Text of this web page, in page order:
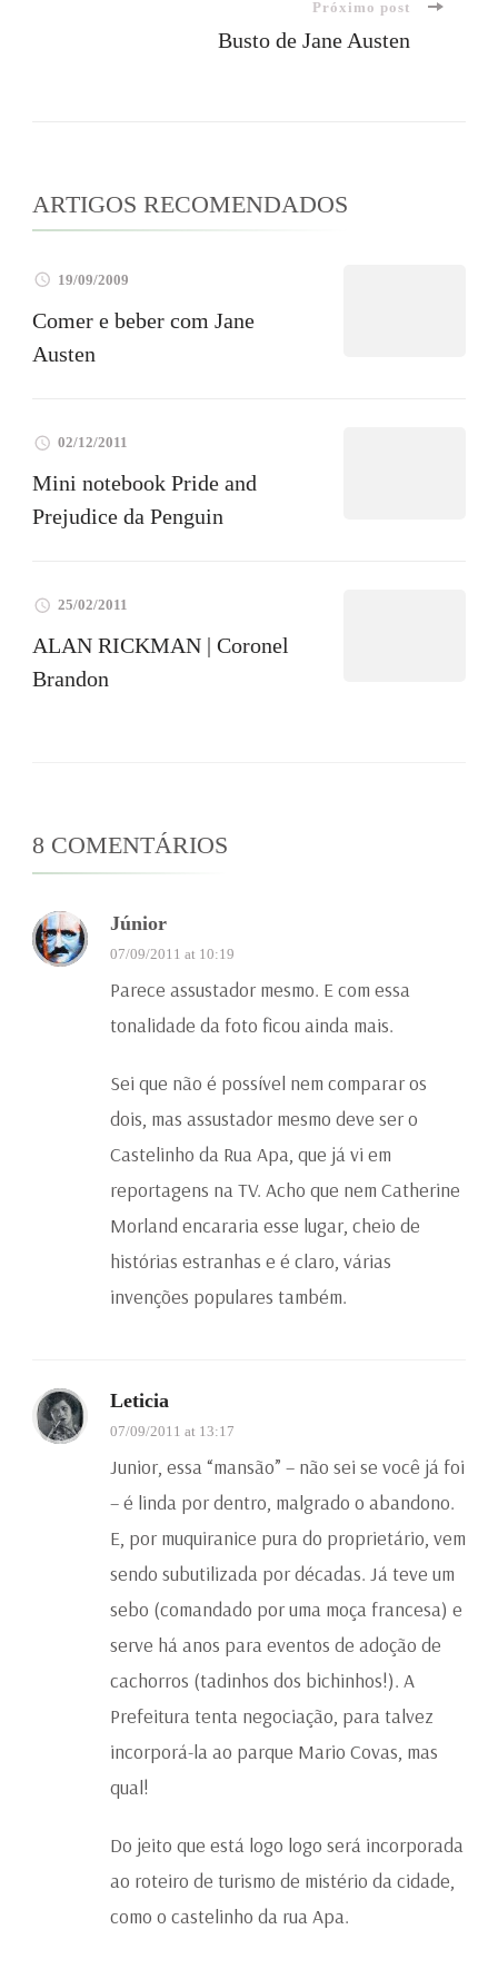
Próximo post
Busto de Jane Austen
ARTIGOS RECOMENDADOS
19/09/2009
Comer e beber com Jane
Austen
02/12/2011
Mini notebook Pride and
Prejudice da Penguin
25/02/2011
ALAN RICKMAN | Coronel
Brandon
8 COMENTÁRIOS
Júnior
07/09/2011 at 10:19
Parece assustador mesmo. E com essa
tonalidade da foto ficou ainda mais.
Sei que não é possível nem comparar os
dois, mas assustador mesmo deve ser o
Castelinho da Rua Apa, que já vi em
reportagens na TV. Acho que nem Catherine
Morland encararia esse lugar, cheio de
histórias estranhas e é claro, várias
invenções populares também.
Leticia
07/09/2011 at 13:17
Junior, essa “mansão” – não sei se você já foi
– é linda por dentro, malgrado o abandono.
E, por muquiranice pura do proprietário, vem
sendo subutilizada por décadas. Já teve um
sebo (comandado por uma moça francesa) e
serve há anos para eventos de adoção de
cachorros (tadinhos dos bichinhos!). A
Prefeitura tenta negociação, para talvez
incorporá-la ao parque Mario Covas, mas
qual!
Do jeito que está logo logo será incorporada
ao roteiro de turismo de mistério da cidade,
como o castelinho da rua Apa.